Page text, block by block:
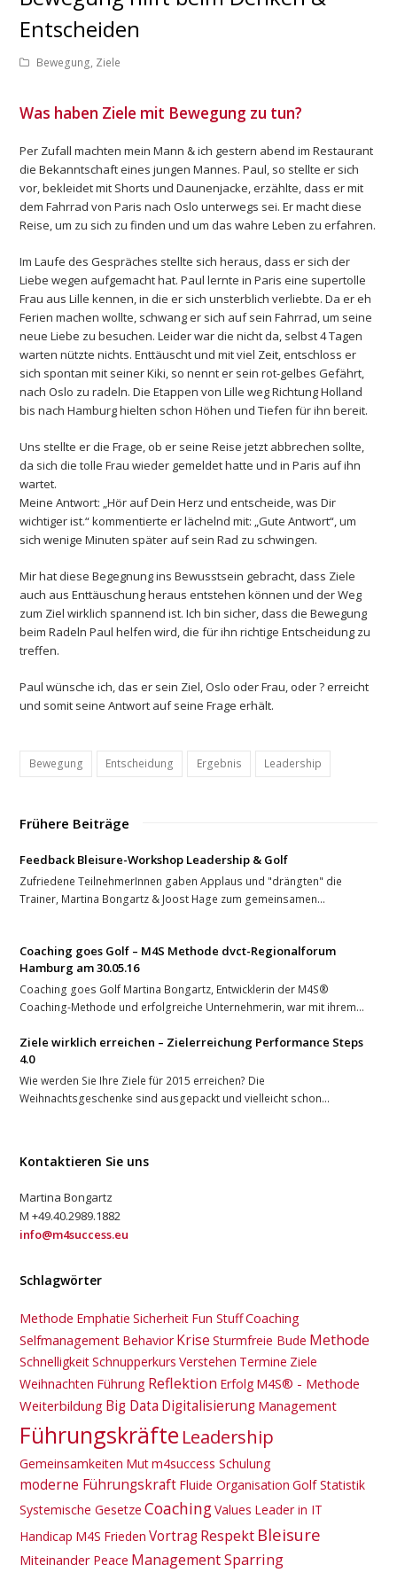
Entscheiden
Bewegung, Ziele
Was haben Ziele mit Bewegung zu tun?
Per Zufall machten mein Mann & ich gestern abend im Restaurant
die Bekanntschaft eines jungen Mannes. Paul, so stellte er sich
vor, bekleidet mit Shorts und Daunenjacke, erzählte, dass er mit
dem Fahrrad von Paris nach Oslo unterwegs sei. Er macht diese
Reise, um zu sich zu finden und um das wahre Leben zu erfahren.
Im Laufe des Gespräches stellte sich heraus, dass er sich der
Liebe wegen aufgemacht hat. Paul lernte in Paris eine supertolle
Frau aus Lille kennen, in die er sich unsterblich verliebte. Da er eh
Ferien machen wollte, schwang er sich auf sein Fahrrad, um seine
neue Liebe zu besuchen. Leider war die nicht da, selbst 4 Tagen
warten nützte nichts. Enttäuscht und mit viel Zeit, entschloss er
sich spontan mit seiner Kiki, so nennt er sein rot-gelbes Gefährt,
nach Oslo zu radeln. Die Etappen von Lille weg Richtung Holland
bis nach Hamburg hielten schon Höhen und Tiefen für ihn bereit.
Uns stellte er die Frage, ob er seine Reise jetzt abbrechen sollte,
da sich die tolle Frau wieder gemeldet hatte und in Paris auf ihn
wartet.
Meine Antwort: „Hör auf Dein Herz und entscheide, was Dir
wichtiger ist.“ kommentierte er lächelnd mit: „Gute Antwort“, um
sich wenige Minuten später auf sein Rad zu schwingen.
Mir hat diese Begegnung ins Bewusstsein gebracht, dass Ziele
auch aus Enttäuschung heraus entstehen können und der Weg
zum Ziel wirklich spannend ist. Ich bin sicher, dass die Bewegung
beim Radeln Paul helfen wird, die für ihn richtige Entscheidung zu
treffen.
Paul wünsche ich, das er sein Ziel, Oslo oder Frau, oder ? erreicht
und somit seine Antwort auf seine Frage erhält.
Bewegung Entscheidung Ergebnis Leadership
Frühere Beiträge
Feedback Bleisure-Workshop Leadership & Golf
Zufriedene TeilnehmerInnen gaben Applaus und "drängten" die
Trainer, Martina Bongartz & Joost Hage zum gemeinsamen…
Coaching goes Golf – M4S Methode dvct-Regionalforum
Hamburg am 30.05.16
Coaching goes Golf Martina Bongartz, Entwicklerin der M4S®
Coaching-Methode und erfolgreiche Unternehmerin, war mit ihrem…
Ziele wirklich erreichen – Zielerreichung Performance Steps
4.0
Wie werden Sie Ihre Ziele für 2015 erreichen? Die
Weihnachtsgeschenke sind ausgepackt und vielleicht schon…
Kontaktieren Sie uns
Martina Bongartz
M +49.40.2989.1882
info@m4success.eu
Schlagwörter
Methode Emphatie Sicherheit Fun StuffCoaching
Selfmanagement Behavior Krise Sturmfreie Bude Methode
SchnelligkeitSchnupperkurs Verstehen Termine Ziele
Weihnachten Führung Reflektion Erfolg M4S® - Methode
Weiterbildung Big Data Digitalisierung Management
Führungskräfte Leadership
Gemeinsamkeiten Mutm4success Schulung
moderne Führungskraft Fluide Organisation Golf Statistik
Systemische Gesetze CoachingValues Leader in IT
Handicap M4S Frieden VortragRespekt Bleisure
Miteinander Peace Management Sparring